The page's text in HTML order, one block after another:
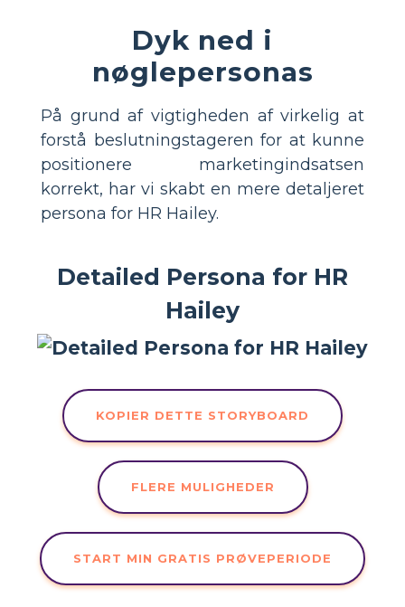
Dyk ned i
nøglepersonas
På grund af vigtigheden af virkelig at
forstå beslutningstageren for at kunne
positionere marketingindsatsen
korrekt, har vi skabt en mere detaljeret
persona for HR Hailey.
Detailed Persona for HR
Hailey
KOPIER DETTE STORYBOARD
FLERE MULIGHEDER
START MIN GRATIS PRØVEPERIODE